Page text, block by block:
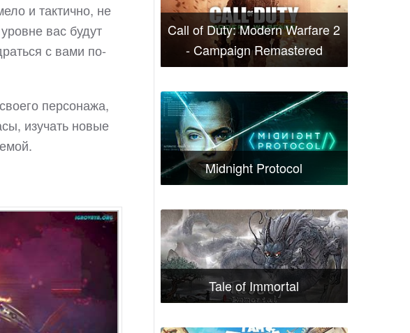
и тактично, не
вас будут
с вами по-
персонажа,
изучать новые
Call of Duty: Modern Warfare 2
- Campaign Remastered
Midnight Protocol
Tale of Immortal